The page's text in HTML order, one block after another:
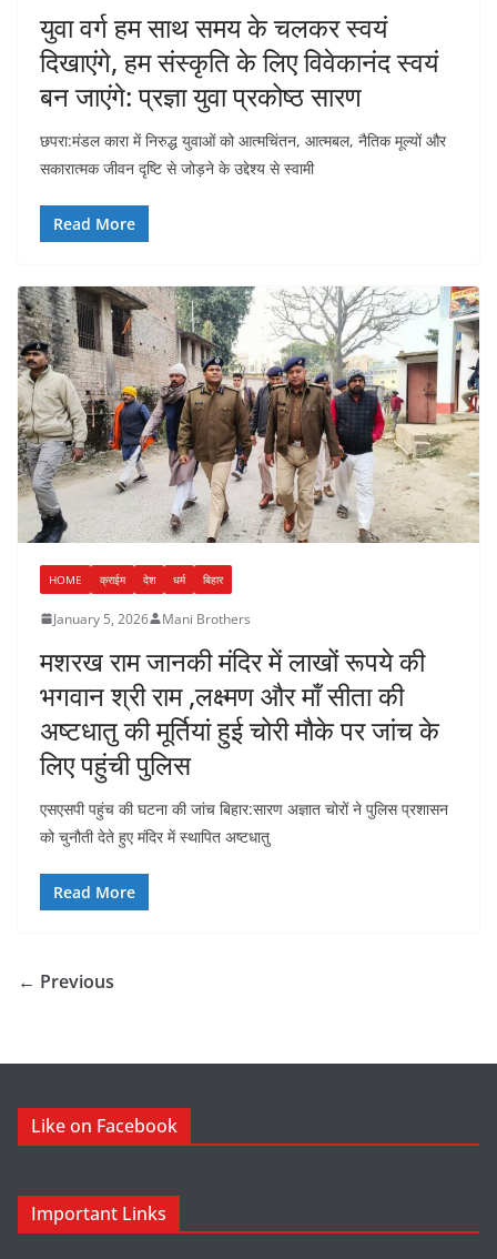
युवा वर्ग हम साथ समय के चलकर स्वयं
दिखाएंगे, हम संस्कृति के लिए विवेकानंद स्वयं
बन जाएंगे: प्रज्ञा युवा प्रकोष्ठ सारण
छपरा:मंडल कारा में निरुद्ध युवाओं को आत्मचिंतन, आत्मबल, नैतिक मूल्यों और
सकारात्मक जीवन दृष्टि से जोड़ने के उद्देश्य से स्वामी
Read More
HOME क्राईम देश धर्म बिहार
January 5, 2026 Mani Brothers
मशरख राम जानकी मंदिर में लाखों रूपये की
भगवान श्री राम ,लक्ष्मण और मॉं सीता की
अष्टधातु की मूर्तियां हुई चोरी मौके पर जांच के
लिए पहुंची पुलिस
एसएसपी पहुंच की घटना की जांच बिहार:सारण अज्ञात चोरों ने पुलिस प्रशासन
को चुनौती देते हुए मंदिर में स्थापित अष्टधातु
Read More
← Previous
Like on Facebook
Important Links